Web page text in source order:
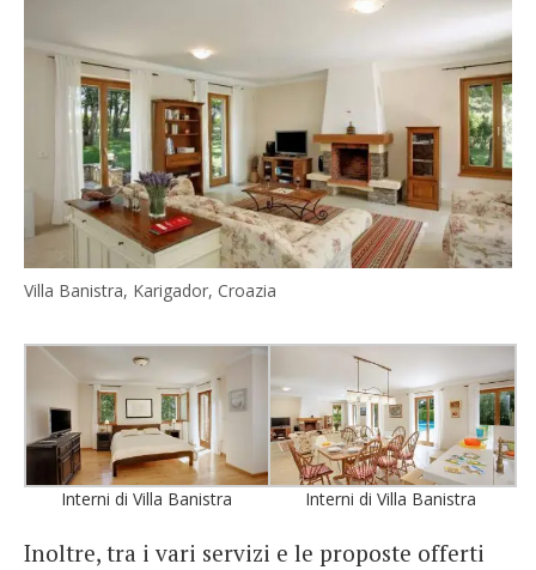
Villa Banistra, Karigador, Croazia
Interni di Villa Banistra Interni di Villa Banistra
Inoltre, tra i vari servizi e le proposte offerti